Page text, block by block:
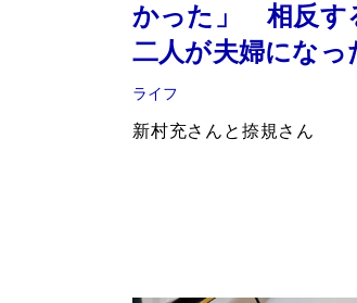
かった」 相反す
二人が夫婦になっ
ライフ
新村充さんと捺規さん